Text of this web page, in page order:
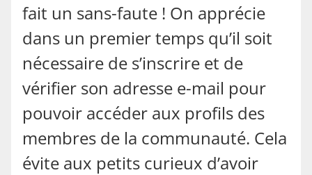
fait un sans-faute ! On apprécie
dans un premier temps qu’il soit
nécessaire de s’inscrire et de
vérifier son adresse e-mail pour
pouvoir accéder aux profils des
membres de la communauté. Cela
évite aux petits curieux d’avoir